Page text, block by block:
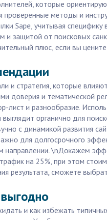
которые
проверенные методы и
Sape, учитывая специфику
защитой от поисковых
плюс, если вы цените
и стратегия, которые
доверия и тематической
лист и разнообразие.
органично для
с динамикой развития
для долгосрочного
направлении. \nДокажем
на 25%, при этом
результата, сможете
и как избежать